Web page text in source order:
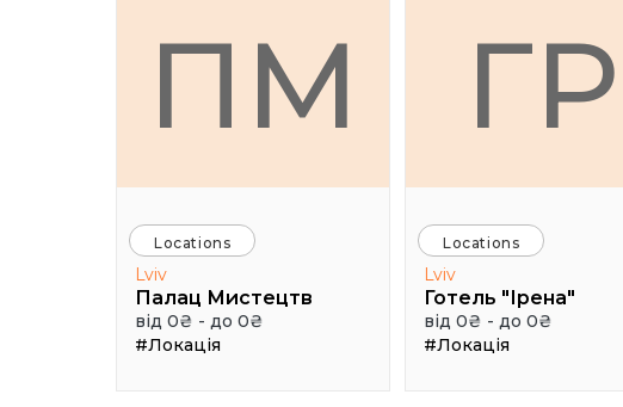
ПМ
Locations
Lviv
Палац Мистецтв
від 0₴ - до 0₴
#Локація
ГР
Locations
Lviv
Готель "Ірена"
від 0₴ - до 0₴
#Локація